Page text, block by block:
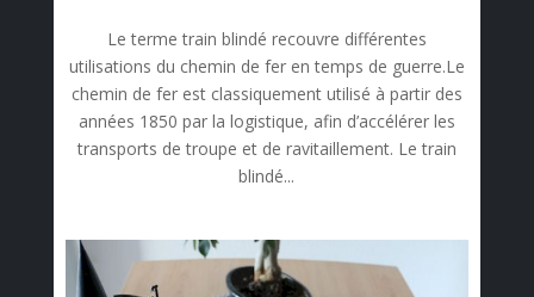
Le terme train blindé recouvre différentes
utilisations du chemin de fer en temps de guerre.Le
chemin de fer est classiquement utilisé à partir des
années 1850 par la logistique, afin d’accélérer les
transports de troupe et de ravitaillement. Le train
blindé...